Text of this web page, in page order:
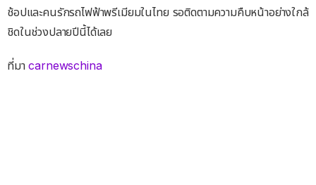
ช้อปและคนรักรถไฟฟ้าพรีเมียมในไทย รอติดตามความคืบหน้าอย่างใกล้
ชิดในช่วงปลายปีนี้ได้เลย
ที่มาcarnewschina